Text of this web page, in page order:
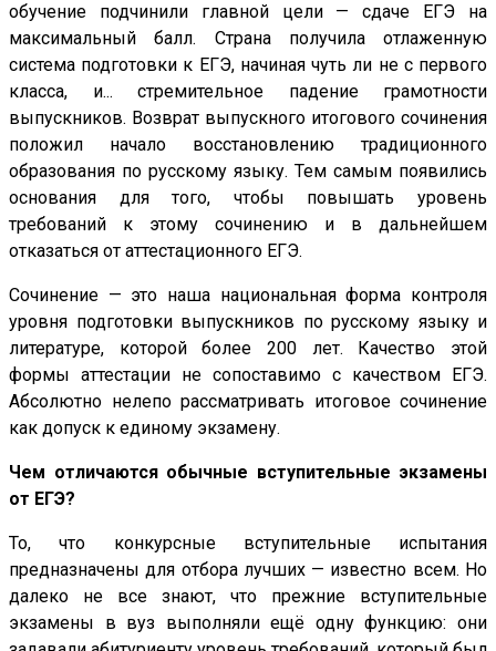
обучение подчинили главной цели — сдаче ЕГЭ на
максимальный балл. Страна получила отлаженную
система подготовки к ЕГЭ, начиная чуть ли не с первого
класса, и... стремительное падение грамотности
выпускников. Возврат выпускного итогового сочинения
положил начало восстановлению традиционного
образования по русскому языку. Тем самым появились
основания для того, чтобы повышать уровень
требований к этому сочинению и в дальнейшем
отказаться от аттестационного ЕГЭ.
Сочинение — это наша национальная форма контроля
уровня подготовки выпускников по русскому языку и
литературе, которой более 200 лет. Качество этой
формы аттестации не сопоставимо с качеством ЕГЭ.
Абсолютно нелепо рассматривать итоговое сочинение
как допуск к единому экзамену.
Чем отличаются обычные вступительные экзамены
от ЕГЭ?
То, что конкурсные вступительные испытания
предназначены для отбора лучших — известно всем. Но
далеко не все знают, что прежние вступительные
экзамены в вуз выполняли ещё одну функцию: они